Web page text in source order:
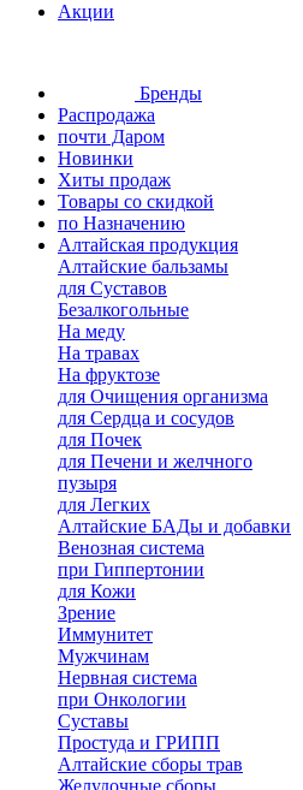
Акции
Бренды
Распродажа
почти Даром
Новинки
Хиты продаж
Товары со скидкой
по Назначению
Алтайская продукция
Алтайские бальзамы
для Суставов
Безалкогольные
На меду
На травах
На фруктозе
для Очищения организма
для Сердца и сосудов
для Почек
для Печени и желчного
пузыря
для Легких
Алтайские БАДы и добавки
Венозная система
при Гиппертонии
для Кожи
Зрение
Иммунитет
Мужчинам
Нервная система
при Онкологии
Суставы
Простуда и ГРИПП
Алтайские сборы трав
Желудочные сборы